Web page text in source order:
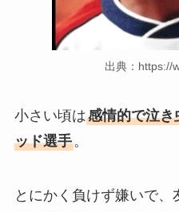
出典：https://
小さい頃は感情的で泣き
ッド選手。
とにかく負けず嫌いで、